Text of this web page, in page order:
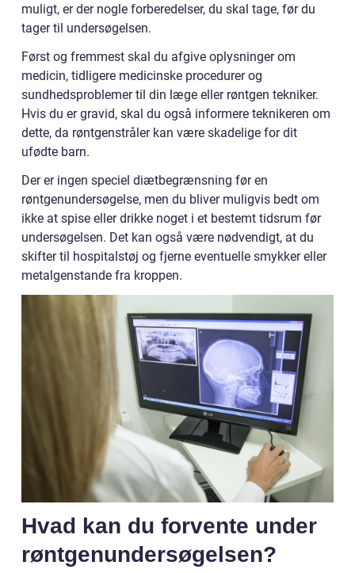
muligt, er der nogle forberedelser, du skal tage, før du
tager til undersøgelsen.
Først og fremmest skal du afgive oplysninger om
medicin, tidligere medicinske procedurer og
sundhedsproblemer til din læge eller røntgen tekniker.
Hvis du er gravid, skal du også informere teknikeren om
dette, da røntgenstråler kan være skadelige for dit
ufødte barn.
Der er ingen speciel diætbegrænsning før en
røntgenundersøgelse, men du bliver muligvis bedt om
ikke at spise eller drikke noget i et bestemt tidsrum før
undersøgelsen. Det kan også være nødvendigt, at du
skifter til hospitalstøj og fjerne eventuelle smykker eller
metalgenstande fra kroppen.
Hvad kan du forvente under
røntgenundersøgelsen?